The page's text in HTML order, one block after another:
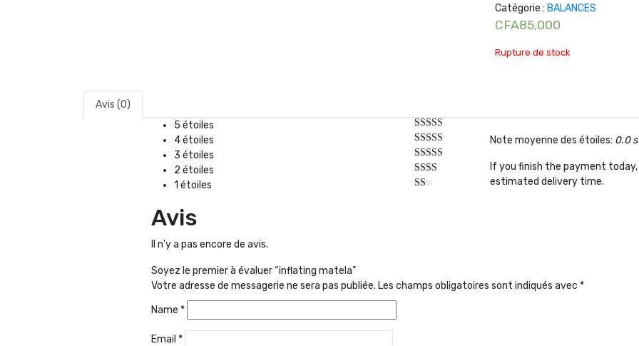
Catégorie : BALANCES
CFA85,000
Rupture de stock
Avis (0)
5 étoiles
4 étoiles
3 étoiles
2 étoiles
1 étoiles
Note moyenne des étoiles: 0.0
If you finish the payment
estimated delivery time.
Avis
Il n'y a pas encore de avis.
Soyez le premier à évaluer “inflating matela”
Votre adresse de messagerie ne sera pas publiée. Les champs obligatoires sont indiqués avec *
Name *
Email *